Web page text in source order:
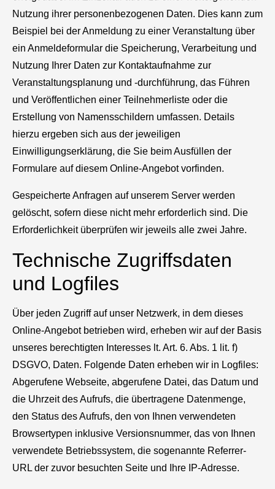
Nutzung ihrer personenbezogenen Daten. Dies kann zum
Beispiel bei der Anmeldung zu einer Veranstaltung über
ein Anmeldeformular die Speicherung, Verarbeitung und
Nutzung Ihrer Daten zur Kontaktaufnahme zur
Veranstaltungsplanung und -durchführung, das Führen
und Veröffentlichen einer Teilnehmerliste oder die
Erstellung von Namensschildern umfassen. Details
hierzu ergeben sich aus der jeweiligen
Einwilligungserklärung, die Sie beim Ausfüllen der
Formulare auf diesem Online-Angebot vorfinden.
Gespeicherte Anfragen auf unserem Server werden
gelöscht, sofern diese nicht mehr erforderlich sind. Die
Erforderlichkeit überprüfen wir jeweils alle zwei Jahre.
Technische Zugriffsdaten
und Logfiles
Über jeden Zugriff auf unser Netzwerk, in dem dieses
Online-Angebot betrieben wird, erheben wir auf der Basis
unseres berechtigten Interesses lt. Art. 6. Abs. 1 lit. f)
DSGVO, Daten. Folgende Daten erheben wir in Logfiles:
Abgerufene Webseite, abgerufene Datei, das Datum und
die Uhrzeit des Aufrufs, die übertragene Datenmenge,
den Status des Aufrufs, den von Ihnen verwendeten
Browsertypen inklusive Versionsnummer, das von Ihnen
verwendete Betriebssystem, die sogenannte Referrer-
URL der zuvor besuchten Seite und Ihre IP-Adresse.